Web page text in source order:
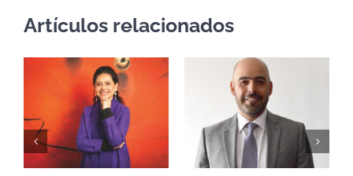
Artículos relacionados